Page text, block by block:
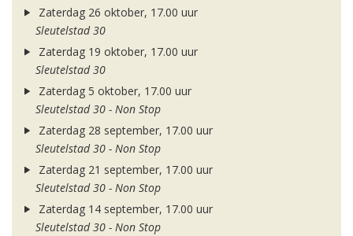
Zaterdag 26 oktober, 17.00 uur
Sleutelstad 30
Zaterdag 19 oktober, 17.00 uur
Sleutelstad 30
Zaterdag 5 oktober, 17.00 uur
Sleutelstad 30 - Non Stop
Zaterdag 28 september, 17.00 uur
Sleutelstad 30 - Non Stop
Zaterdag 21 september, 17.00 uur
Sleutelstad 30 - Non Stop
Zaterdag 14 september, 17.00 uur
Sleutelstad 30 - Non Stop